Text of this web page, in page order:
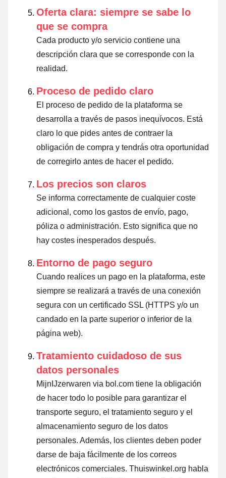
Oferta clara: siempre se sabe lo
que se compra
Cada producto y/o servicio contiene una
descripción clara que se corresponde con la
realidad.
Proceso de pedido claro
El proceso de pedido de la plataforma se
desarrolla a través de pasos inequívocos. Está
claro lo que pides antes de contraer la
obligación de compra y tendrás otra oportunidad
de corregirlo antes de hacer el pedido.
Los precios son claros
Se informa correctamente de cualquier coste
adicional, como los gastos de envío, pago,
póliza o administración. Esto significa que no
hay costes inesperados después.
Entorno de pago seguro
Cuando realices un pago en la plataforma, este
siempre se realizará a través de una conexión
segura con un certificado SSL (HTTPS y/o un
candado en la parte superior o inferior de la
página web).
Tratamiento cuidadoso de sus
datos personales
MijnIJzerwaren via bol.com tiene la obligación
de hacer todo lo posible para garantizar el
transporte seguro, el tratamiento seguro y el
almacenamiento seguro de los datos
personales. Además, los clientes deben poder
darse de baja fácilmente de los correos
electrónicos comerciales. Thuiswinkel.org habla